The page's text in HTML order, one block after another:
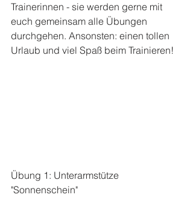
Trainerinnen - sie werden gerne mit
euch gemeinsam alle Übungen
durchgehen. Ansonsten: einen tollen
Urlaub und viel Spaß beim Trainieren!
Übung 1: Unterarmstütze
"Sonnenschein"